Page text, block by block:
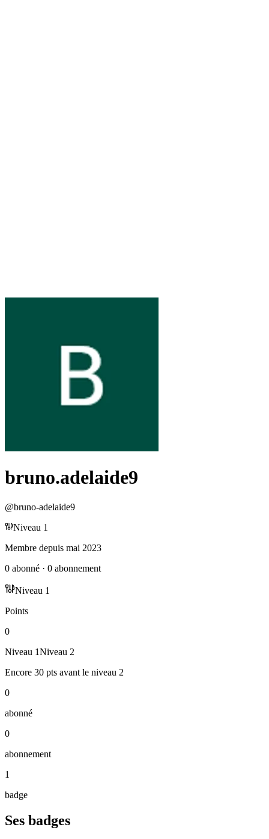
bruno.adelaide9
@bruno-adelaide9
Niveau 1
Membre depuis mai 2023
0 abonné · 0 abonnement
Niveau 1
Points
0
Niveau 1Niveau 2
Encore 30 pts avant le niveau 2
0
abonné
0
abonnement
1
badge
Ses badges